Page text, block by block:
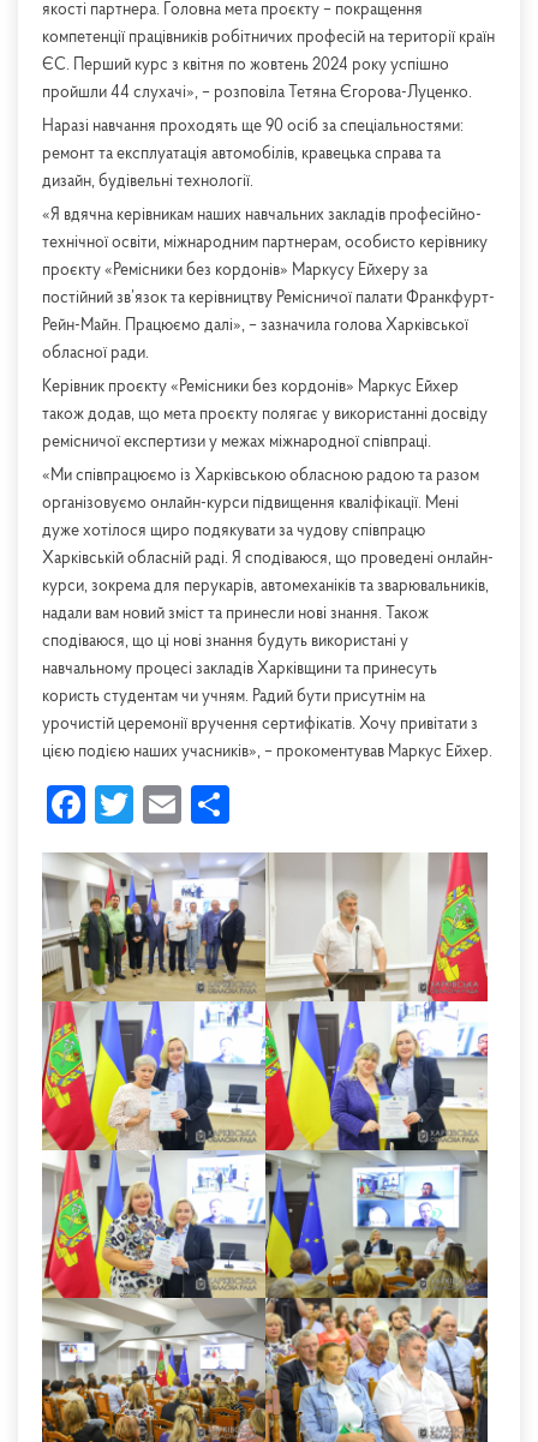
якості партнера. Головна мета проєкту – покращення
компетенції працівників робітничих професій на території країн
ЄС. Перший курс з квітня по жовтень 2024 року успішно
пройшли 44 слухачі», – розповіла Тетяна Єгорова-Луценко.
Наразі навчання проходять ще 90 осіб за спеціальностями:
ремонт та експлуатація автомобілів, кравецька справа та
дизайн, будівельні технології.
«Я вдячна керівникам наших навчальних закладів професійно-
технічної освіти, міжнародним партнерам, особисто керівнику
проєкту «Ремісники без кордонів» Маркусу Ейхеру за
постійний зв’язок та керівництву Ремісничої палати Франкфурт-
Рейн-Майн. Працюємо далі», – зазначила голова Харківської
обласної ради.
Керівник проєкту «Ремісники без кордонів» Маркус Ейхер
також додав, що мета проєкту полягає у використанні досвіду
ремісничої експертизи у межах міжнародної співпраці.
«Ми співпрацюємо із Харківською обласною радою та разом
організовуємо онлайн-курси підвищення кваліфікації. Мені
дуже хотілося щиро подякувати за чудову співпрацю
Харківській обласній раді. Я сподіваюся, що проведені онлайн-
курси, зокрема для перукарів, автомеханіків та зварювальників,
надали вам новий зміст та принесли нові знання. Також
сподіваюся, що ці нові знання будуть використані у
навчальному процесі закладів Харківщини та принесуть
користь студентам чи учням. Радий бути присутнім на
урочистій церемонії вручення сертифікатів. Хочу привітати з
цією подією наших учасників», – прокоментував Маркус Ейхер.
Facebook
Twitter
Email